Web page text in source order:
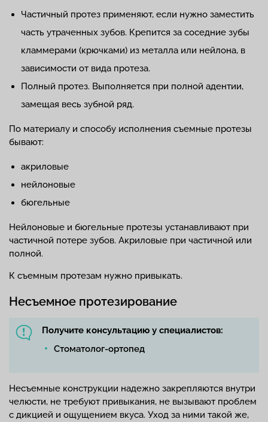
Частичный протез применяют, если нужно заместить
часть утраченных зубов. Крепится за соседние зубы
кламмерами (крючками) из металла или нейлона, в
зависимости от вида протеза.
Полный протез. Выполняется при полной адентии,
замещая весь зубной ряд.
По материалу и способу исполнения съемные протезы
бывают:
акриловые
нейлоновые
бюгельные
Нейлоновые и бюгельные протезы устанавливают при
частичной потере зубов. Акриловые при частичной или
полной.
К съемным протезам нужно привыкать.
Несъемное протезирование
Получите консультацию у специалистов:
Стоматолог-ортопед
Несъемные конструкции надежно закрепляются внутри
челюсти, не требуют привыкания, не вызывают проблем
с дикцией и ощущением вкуса. Уход за ними такой же,